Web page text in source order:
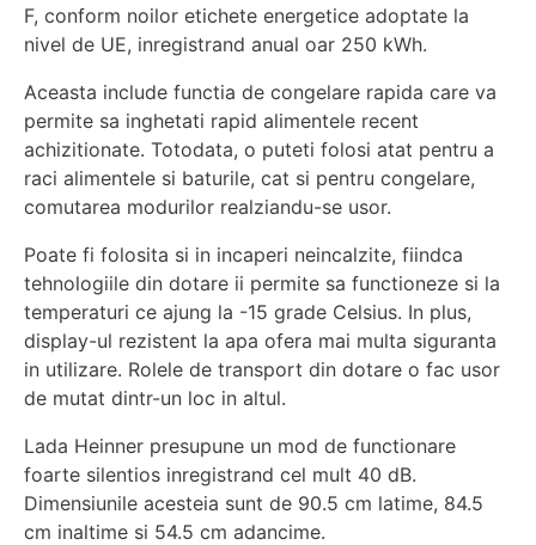
F, conform noilor etichete energetice adoptate la
nivel de UE, inregistrand anual oar 250 kWh.
Aceasta include functia de congelare rapida care va
permite sa inghetati rapid alimentele recent
achizitionate. Totodata, o puteti folosi atat pentru a
raci alimentele si baturile, cat si pentru congelare,
comutarea modurilor realziandu-se usor.
Poate fi folosita si in incaperi neincalzite, fiindca
tehnologiile din dotare ii permite sa functioneze si la
temperaturi ce ajung la -15 grade Celsius. In plus,
display-ul rezistent la apa ofera mai multa siguranta
in utilizare. Rolele de transport din dotare o fac usor
de mutat dintr-un loc in altul.
Lada Heinner presupune un mod de functionare
foarte silentios inregistrand cel mult 40 dB.
Dimensiunile acesteia sunt de 90.5 cm latime, 84.5
cm inaltime si 54.5 cm adancime.